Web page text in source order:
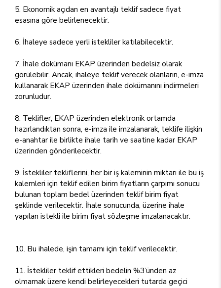
5. Ekonomik açıdan en avantajlı teklif sadece fiyat
esasına göre belirlenecektir.
6. İhaleye sadece yerli istekliler katılabilecektir.
7. İhale dokümanı EKAP üzerinden bedelsiz olarak
görülebilir. Ancak, ihaleye teklif verecek olanların, e-imza
kullanarak EKAP üzerinden ihale dokümanını indirmeleri
zorunludur.
8. Teklifler, EKAP üzerinden elektronik ortamda
hazırlandıktan sonra, e-imza ile imzalanarak, teklife ilişkin
e-anahtar ile birlikte ihale tarih ve saatine kadar EKAP
üzerinden gönderilecektir.
9. İstekliler tekliflerini, her bir iş kaleminin miktarı ile bu iş
kalemleri için teklif edilen birim fiyatların çarpımı sonucu
bulunan toplam bedel üzerinden teklif birim fiyat
şeklinde verilecektir. İhale sonucunda, üzerine ihale
yapılan istekli ile birim fiyat sözleşme imzalanacaktır.
10. Bu ihalede, işin tamamı için teklif verilecektir.
11. İstekliler teklif ettikleri bedelin %3’ünden az
olmamak üzere kendi belirleyecekleri tutarda geçici